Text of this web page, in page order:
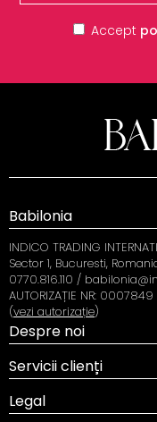
Accept
Babilonia
INDICO TRADING
Sector 1, Bucuresti,
0770.816.110 /
AUTORIZAȚIE NR: 0007849
(vezi autorizație)
Despre noi
Servicii clienți
Legal